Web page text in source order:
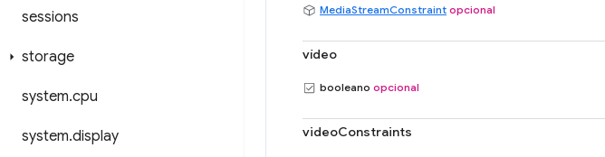
sessions
storage
system.cpu
system.display
MediaStreamConstraint opcional
vídeo
booleano opcional
videoConstraints